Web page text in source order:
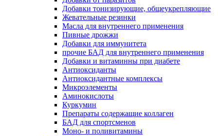
Добавки тонизирующие, общеукрепляющие
Жевательные резинки
Масла для внутреннего применения
Пивные дрожжи
Добавки для иммунитета
прочие БАД для внутреннего применения
Добавки и витаминны при диабете
Антиоксиданты
Антиоксидантные комплексы
Микроэлементы
Аминокислоты
Куркумин
Препараты содержащие коллаген
БАД для спортсменов
Моно- и поливитамины